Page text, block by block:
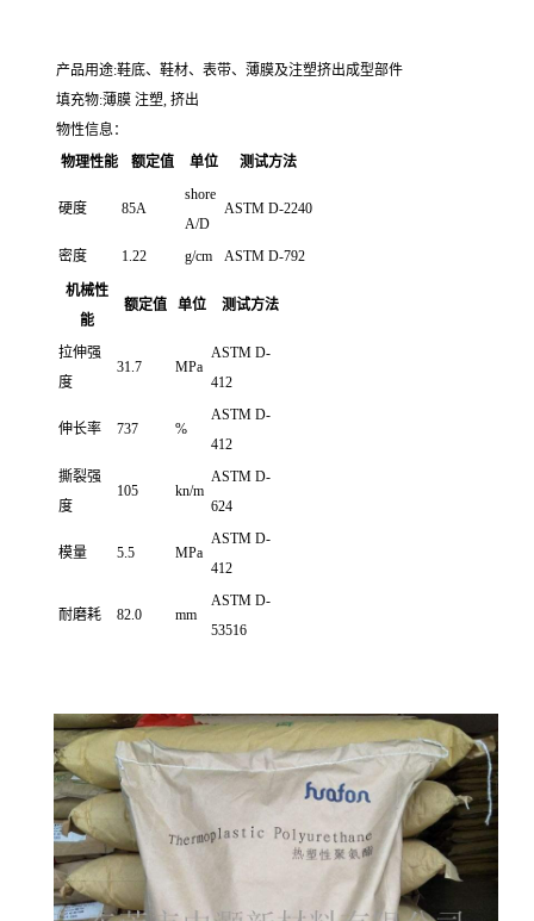
产品用途:鞋底、鞋材、表带、薄膜及注塑挤出成型部件
填充物:薄膜 注塑, 挤出
物性信息：
物理性能
额定值 单位 测试方法
硬度 85A
shore
A/D
ASTM D-2240
密度 1.22 g/cm ASTM D-792
机械性
能
额定值 单位 测试方法
拉伸强
度
31.7 MPa
ASTM D-
412
伸长率 737 %
ASTM D-
412
撕裂强
度
105 kn/m
ASTM D-
624
模量 5.5 MPa
ASTM D-
412
耐磨耗 82.0 mm
ASTM D-
53516